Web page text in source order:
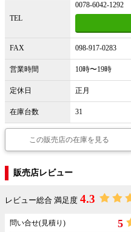
TEL
0078-6042-1292
FAX 098-917-0283
営業時間 10時〜19時
定休日 正月
在庫台数 31
この販売店の在庫を見る
販売店レビュー
レビュー総合 満足度 4.3
問い合せ(見積り) 5